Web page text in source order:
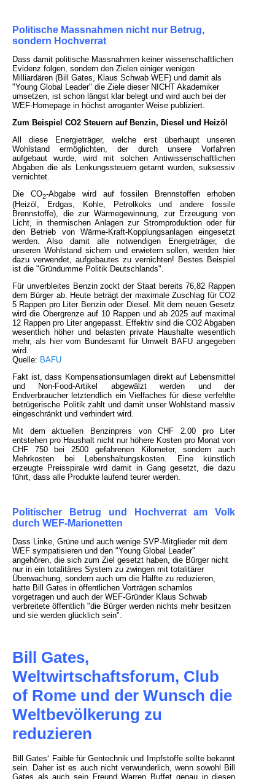
Politische Massnahmen nicht nur Betrug,
sondern Hochverrat
Dass damit politische Massnahmen keiner wissenschaftlichen
Evidenz folgen, sondern den Zielen einiger wenigen
Milliardären (Bill Gates, Klaus Schwab WEF) und damit als
"Young Global Leader" die Ziele dieser NICHT Akademiker
umsetzen, ist schon längst klar belegt und wird auch bei der
WEF-Homepage in höchst arroganter Weise publiziert.
Zum Beispiel CO2 Steuern auf Benzin, Diesel und Heizöl
All diese Energieträger, welche erst überhaupt unseren
Wohlstand ermöglichten, der durch unsere Vorfahren
aufgebaut wurde, wird mit solchen Antiwissenschaftlichen
Abgaben die als Lenkungssteuern getarnt wurden, suksessiv
vernichtet.
Die CO2-Abgabe wird auf fossilen Brennstoffen erhoben
(Heizöl, Erdgas, Kohle, Petrolkoks und andere fossile
Brennstoffe), die zur Wärmegewinnung, zur Erzeugung von
Licht, in thermischen Anlagen zur Stromproduktion oder für
den Betrieb von Wärme-Kraft-Kopplungsanlagen eingesetzt
werden. Also damit alle notwendigen Energieträger, die
unseren Wohlstand sichern und erwietern sollen, werden hier
dazu verwendet, aufgebautes zu vernichten! Bestes Beispiel
ist die "Gründumme Politik Deutschlands".
Für unverbleites Benzin zockt der Staat bereits 76,82 Rappen
dem Bürger ab. Heute beträgt der maximale Zuschlag für CO2
5 Rappen pro Liter Benzin oder Diesel. Mit dem neuen Gesetz
wird die Obergrenze auf 10 Rappen und ab 2025 auf maximal
12 Rappen pro Liter angepasst. Effektiv sind die CO2 Abgaben
wesentlich höher und belasten private Haushalte wesentlich
mehr, als hier vom Bundesamt für Umwelt BAFU angegeben
wird.
Quelle: BAFU
Fakt ist, dass Kompensationsumlagen direkt auf Lebensmittel
und Non-Food-Artikel abgewälzt werden und der
Endverbraucher letztendlich ein Vielfaches für diese verfehlte
betrügerische Politik zahlt und damit unser Wohlstand massiv
eingeschränkt und verhindert wird.
Mit dem aktuellen Benzinpreis von CHF 2.00 pro Liter
entstehen pro Haushalt nicht nur höhere Kosten pro Monat von
CHF 750 bei 2500 gefahrenen Kilometer, sondern auch
Mehrkosten bei Lebenshaltungskosten. Eine künstlich
erzeugte Preisspirale wird damit in Gang gesetzt, die dazu
führt, dass alle Produkte laufend teurer werden.
Politischer Betrug und Hochverrat am Volk
durch WEF-Marionetten
Dass Linke, Grüne und auch wenige SVP-Mitglieder mit dem
WEF sympatisieren und den "Young Global Leader"
angehören, die sich zum Ziel gesetzt haben, die Bürger nicht
nur in ein totalitäres System zu zwingen mit totalitärer
Überwachung, sondern auch um die Hälfte zu reduzieren,
hatte Bill Gates in öffentlichen Vorträgen schamlos
vorgetragen und auch der WEF-Gründer Klaus Schwab
verbreitete öffentlich "die Bürger werden nichts mehr besitzen
und sie werden glücklich sein".
Bill Gates,
Weltwirtschaftsforum, Club
of Rome und der Wunsch die
Weltbevölkerung zu
reduzieren
Bill Gates‘ Faible für Gentechnik und Impfstoffe sollte bekannt
sein. Daher ist es auch nicht verwunderlich, wenn sowohl Bill
Gates als auch sein Freund Warren Buffet genau in diesen